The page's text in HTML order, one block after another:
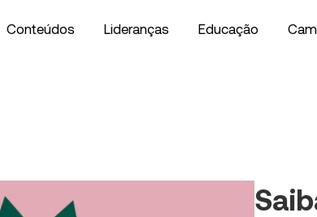
Conteúdos Lideranças Educação